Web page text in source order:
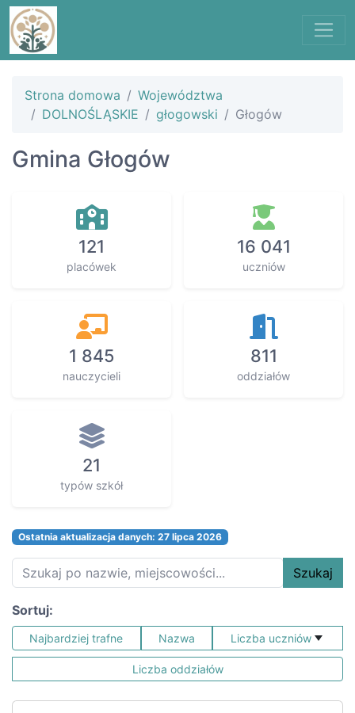
Strona domowa
Województwa
DOLNOŚLĄSKIE
głogowski Głogów
Gmina Głogów
121
placówek
16 041
uczniów
1 845
nauczycieli
811
oddziałów
21
typów szkół
Ostatnia aktualizacja danych: 27 lipca 2026
Szukaj
Sortuj:
Najbardziej trafne Nazwa Liczba uczniów
Liczba oddziałów